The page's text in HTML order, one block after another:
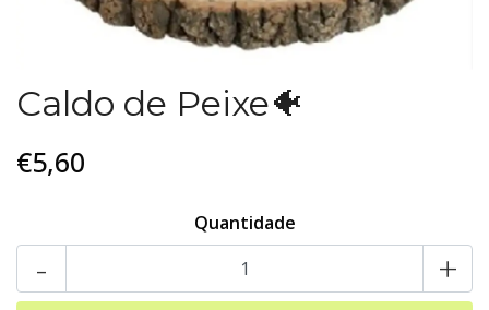
Caldo de Peixe🐠
€5,60
Quantidade
- +